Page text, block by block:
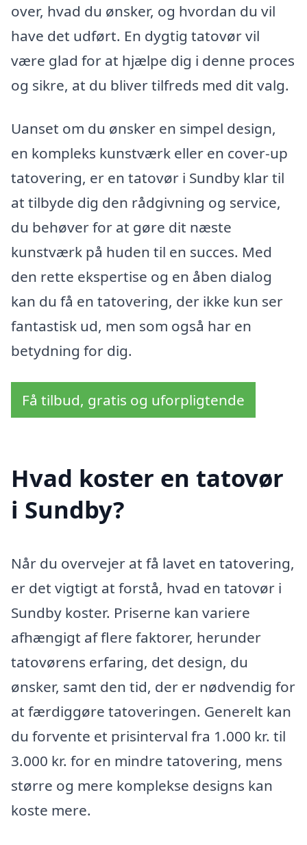
over, hvad du ønsker, og hvordan du vil
have det udført. En dygtig tatovør vil
være glad for at hjælpe dig i denne proces
og sikre, at du bliver tilfreds med dit valg.
Uanset om du ønsker en simpel design,
en kompleks kunstværk eller en cover-up
tatovering, er en tatovør i Sundby klar til
at tilbyde dig den rådgivning og service,
du behøver for at gøre dit næste
kunstværk på huden til en succes. Med
den rette ekspertise og en åben dialog
kan du få en tatovering, der ikke kun ser
fantastisk ud, men som også har en
betydning for dig.
Få tilbud, gratis og uforpligtende
Hvad koster en tatovør
i Sundby?
Når du overvejer at få lavet en tatovering,
er det vigtigt at forstå, hvad en tatovør i
Sundby koster. Priserne kan variere
afhængigt af flere faktorer, herunder
tatovørens erfaring, det design, du
ønsker, samt den tid, der er nødvendig for
at færdiggøre tatoveringen. Generelt kan
du forvente et prisinterval fra 1.000 kr. til
3.000 kr. for en mindre tatovering, mens
større og mere komplekse designs kan
koste mere.